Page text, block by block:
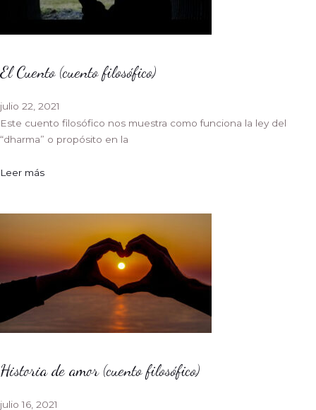
El Cuento (cuento filosófico)
julio 22, 2021
Este cuento filosófico nos muestra como funciona la ley del
“dharma” o propósito en la
Leer más
Historia de amor (cuento filosófico)
julio 16, 2021